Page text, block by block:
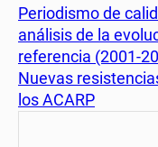
Periodismo de
análisis de la
referencia (2001-
Nuevas
los ACARP